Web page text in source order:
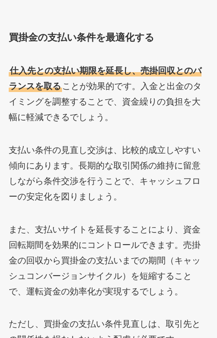
買掛金の支払い条件を最適化する
仕入先との支払い期限を延長し、売掛回収とのバ
ランスを取ることが効果的です。入金と出金のタ
イミングを調整することで、資金繰りの負担を大
幅に軽減できるでしょう。
支払い条件の見直し交渉は、比較的成立しやすい
傾向にあります。長期的な取引関係の維持に留意
しながら条件交渉を行うことで、キャッシュフロ
ーの安定化を図りましょう。
また、支払いサイトを延長することにより、資金
回転期間を効果的にコントロールできます。売掛
金の回収から買掛金の支払いまでの期間（キャッ
シュコンバージョンサイクル）を短縮すること
で、運転資金の効率化が実現するでしょう。
ただし、買掛金の支払い条件見直しは、取引先と